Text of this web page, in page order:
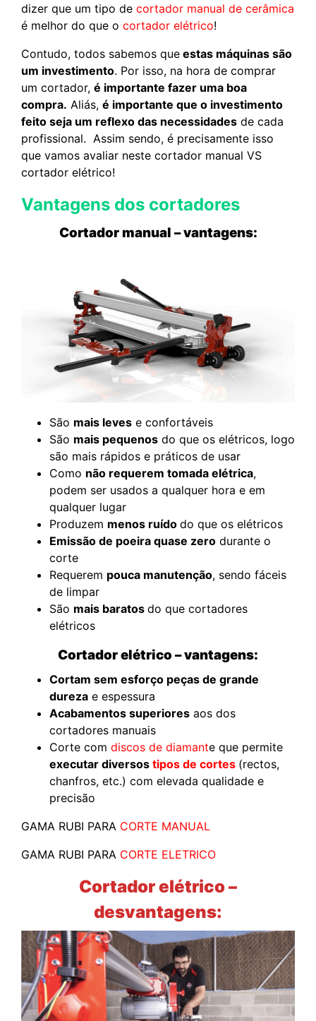
dizer que um tipo de cortador manual de cerâmica
é melhor do que o cortador elétrico!
Contudo, todos sabemos que estas máquinas são
um investimento. Por isso, na hora de comprar
um cortador, é importante fazer uma boa
compra. Aliás, é importante que o investimento
feito seja um reflexo das necessidades de cada
profissional. Assim sendo, é precisamente isso
que vamos avaliar neste cortador manual VS
cortador elétrico!
Vantagens dos cortadores
Cortador manual – vantagens:
São mais leves e confortáveis
São mais pequenos do que os elétricos, logo
são mais rápidos e práticos de usar
Como não requerem tomada elétrica,
podem ser usados ​​a qualquer hora e em
qualquer lugar
Produzem menos ruído do que os elétricos
Emissão de poeira quase zero durante o
corte
Requerem pouca manutenção, sendo fáceis
de limpar
São mais baratos do que cortadores
elétricos
Cortador elétrico – vantagens:
Cortam sem esforço peças de grande
dureza e espessura
Acabamentos superiores aos dos
cortadores manuais
Corte com discos de diamante que permite
executar diversos tipos de cortes (rectos,
chanfros, etc.) com elevada qualidade e
precisão
GAMA RUBI PARA CORTE MANUAL
GAMA RUBI PARA CORTE ELETRICO
Cortador elétrico –
desvantagens: